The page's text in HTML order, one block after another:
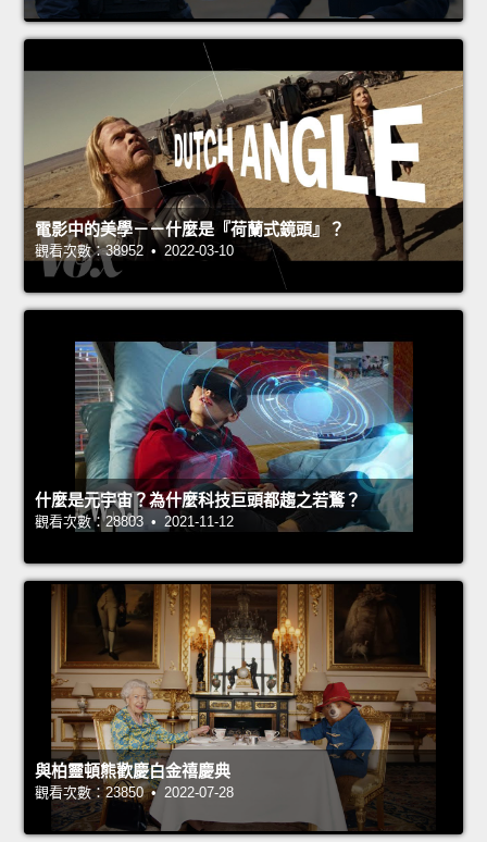
電影中的美學－－什麼是『荷蘭式鏡頭』？
觀看次數：38952 • 2022-03-10
什麼是元宇宙？為什麼科技巨頭都趨之若鶩？
觀看次數：28803 • 2021-11-12
與柏靈頓熊歡慶白金禧慶典
觀看次數：23850 • 2022-07-28